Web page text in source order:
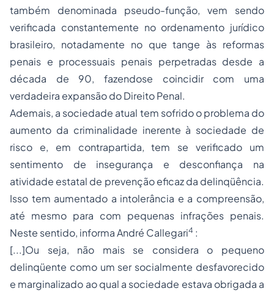
também denominada pseudo-função, vem sendo
verificada constantemente no ordenamento jurídico
brasileiro, notadamente no que tange às reformas
penais e processuais penais perpetradas desde a
década de 90, fazendose coincidir com uma
verdadeira expansão do Direito Penal.
Ademais, a sociedade atual tem sofrido o problema do
aumento da criminalidade inerente à sociedade de
risco e, em contrapartida, tem se verificado um
sentimento de insegurança e desconfiança na
atividade estatal de prevenção eficaz da delinqüência.
Isso tem aumentado a intolerância e a compreensão,
até mesmo para com pequenas infrações penais.
Neste sentido, informa André Callegari4 :
[...]Ou seja, não mais se considera o pequeno
delinqüente como um ser socialmente desfavorecido
e marginalizado ao qual a sociedade estava obrigada a